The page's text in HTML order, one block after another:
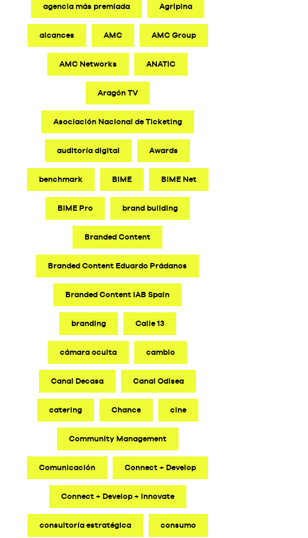
agencia más premiada Agripina
alcances AMC AMC Group
AMC Networks ANATIC
Aragón TV
Asociación Nacional de Ticketing
auditoría digital Awards
benchmark BIME BIME Net
BIME Pro brand building
Branded Content
Branded Content Eduardo Prádanos
Branded Content IAB Spain
branding Calle 13
cámara oculta cambio
Canal Decasa Canal Odisea
catering Chance cine
Community Management
Comunicación Connect + Develop
Connect + Develop + Innovate
consultoría estratégica consumo